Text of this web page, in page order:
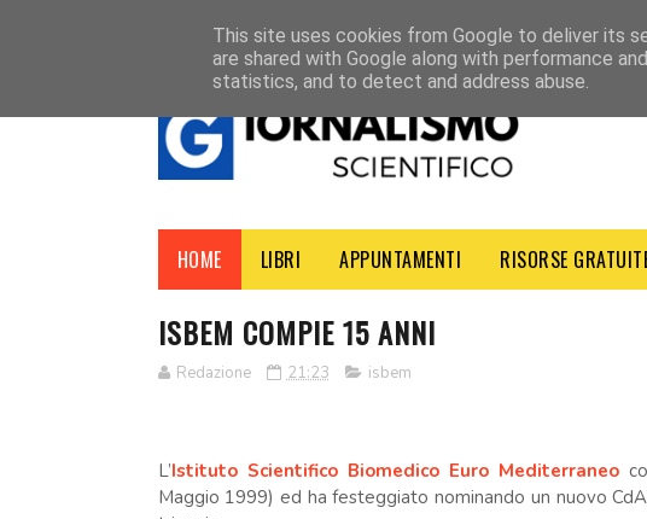
CONTATTI
HOME LIBRI APPUNTAMENTI RISORSE
ISBEM COMPIE 15 ANNI
Redazione 21:23 isbem
L’Istituto Scientifico Biomedico Euro Mediterraneo
Maggio 1999) ed ha festeggiato nominando un nuovo
This site uses cookies from Google to deliver its
are shared with Google along with performance
statistics, and to detect and address abuse.